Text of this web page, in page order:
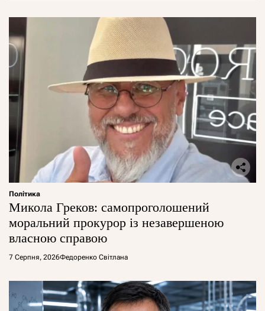
Політика
Микола Греков: самопроголошений
моральний прокурор із незавершеною
власною справою
7 Серпня, 2026Федоренко Світлана